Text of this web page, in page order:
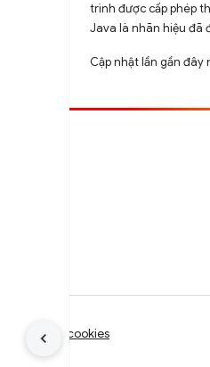
trình được cấp phép
Java là nhãn hiệu đã
Cập nhật lần gần đây
Manage cookies